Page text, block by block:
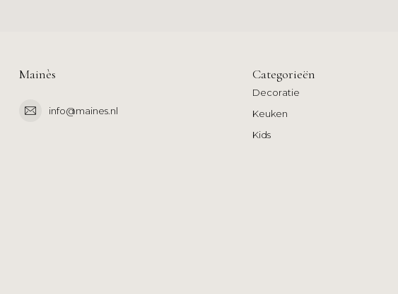
Mainès
info@maines.nl
Categorieën
Decoratie
Keuken
Kids